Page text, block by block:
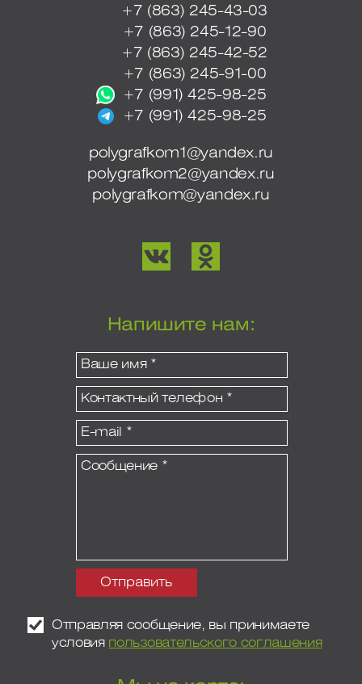
+7 (863) 245-43-03
+7 (863) 245-12-90
+7 (863) 245-42-52
+7 (863) 245-91-00
+7 (991) 425-98-25
+7 (991) 425-98-25
polygrafkom1@yandex.ru
polygrafkom2@yandex.ru
polygrafkom@yandex.ru
Напишите нам:
Отправляя сообщение, вы принимаете
условия пользовательского соглашения